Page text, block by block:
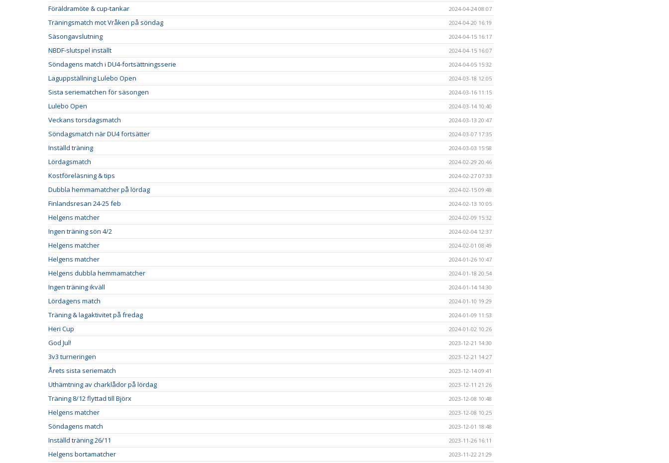
Föräldramöte & cup-tankar 2024-04-24 08:07
Träningsmatch mot Vråken på söndag 2024-04-20 16:19
Säsongavslutning 2024-04-15 16:17
NBDF-slutspel inställt 2024-04-15 16:07
Söndagens match i DU4-fortsättningsserie 2024-04-05 15:32
Laguppställning Lulebo Open 2024-03-18 12:05
Sista seriematchen för säsongen 2024-03-16 11:15
Lulebo Open 2024-03-14 10:40
Veckans torsdagsmatch 2024-03-13 20:47
Söndagsmatch när DU4 fortsätter 2024-03-07 17:35
Inställd träning 2024-03-03 15:58
Lördagsmatch 2024-02-29 20:46
Kostföreläsning & tips 2024-02-27 07:33
Dubbla hemmamatcher på lördag 2024-02-15 09:48
Finlandsresan 24-25 feb 2024-02-13 10:05
Helgens matcher 2024-02-09 15:32
Ingen träning sön 4/2 2024-02-04 12:37
Helgens matcher 2024-02-01 08:49
Helgens matcher 2024-01-26 10:47
Helgens dubbla hemmamatcher 2024-01-18 20:54
Ingen träning ikväll 2024-01-14 14:30
Lördagens match 2024-01-10 19:29
Träning & lagaktivitet på fredag 2024-01-09 11:53
Heri Cup 2024-01-02 10:26
God Jul! 2023-12-21 14:30
3v3 turneringen 2023-12-21 14:27
Årets sista seriematch 2023-12-14 09:41
Uthämtning av charklådor på lördag 2023-12-11 21:26
Träning 8/12 flyttad till Björx 2023-12-08 10:48
Helgens matcher 2023-12-08 10:25
Söndagens match 2023-12-01 18:48
Inställd träning 26/11 2023-11-26 16:11
Helgens bortamatcher 2023-11-22 21:29